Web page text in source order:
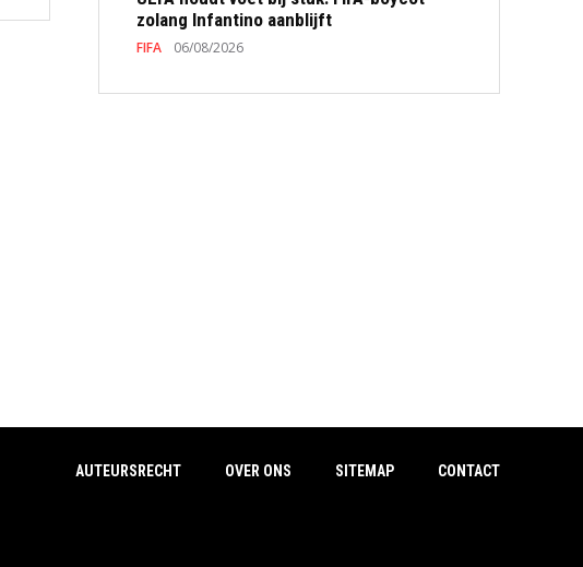
zolang Infantino aanblijft
FIFA 06/08/2026
AUTEURSRECHT OVER ONS SITEMAP CONTACT